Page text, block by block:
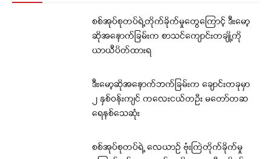
စစ်အုပ်စုတပ်ရဲ့တိုက်ခိုက်မှုတွေကြောင့် ဒီးမော့
ဆိုအနောက်ခြမ်းက စာသင်ကျောင်းတချို့ကို
ယာယီပိတ်ထားရ
ဒီးမော့ဆိုအနောက်ဘက်ခြမ်းက ချောင်းတခုမှာ
၂ နှစ်ဝန်းကျင် ကလေးငယ်တဦး မတော်တဆ
ရေနစ်သေဆုံး
စစ်အုပ်စုတပ်ရဲ့ လေယာဉ် ဗုံးကြဲတိုက်ခိုက်မှု